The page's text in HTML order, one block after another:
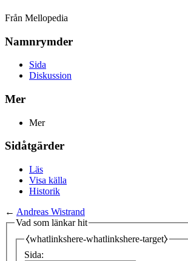
Från Mellopedia
Namnrymder
Sida
Diskussion
Mer
Mer
Sidåtgärder
Läs
Visa källa
Historik
← Andreas Wistrand
Vad som länkar hit
⧼whatlinkshere-whatlinkshere-target⧽
Sida: